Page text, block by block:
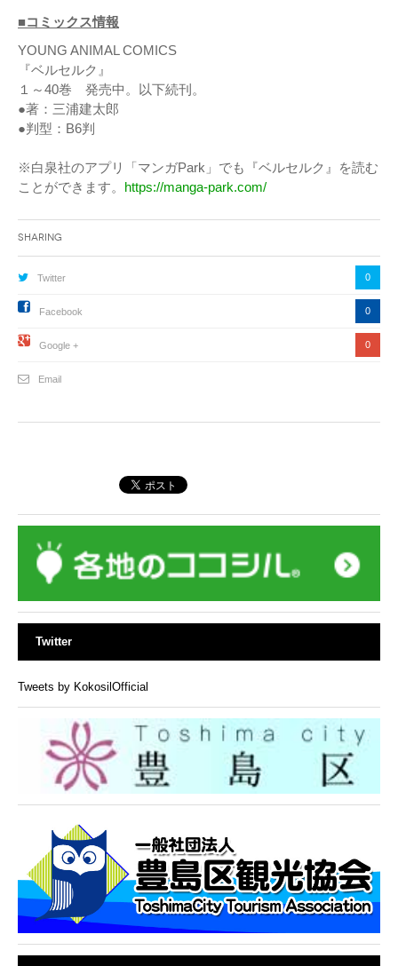
■コミックス情報
YOUNG ANIMAL COMICS
『ベルセルク』
１～40巻 発売中。以下続刊。
●著：三浦建太郎
●判型：B6判
※白泉社のアプリ「マンガPark」でも『ベルセルク』を読む
ことができます。 https://manga-park.com/
Sharing
Twitter 0
Facebook 0
Google + 0
Email
Twitter
Tweets by KokosilOfficial